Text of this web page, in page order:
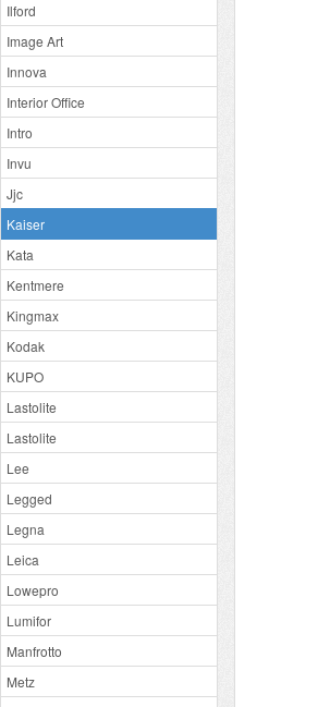
Ilford
Image Art
Innova
Interior Office
Intro
Invu
Jjc
Kaiser
Kata
Kentmere
Kingmax
Kodak
KUPO
Lastolite
Lastolite
Lee
Legged
Legna
Leica
Lowepro
Lumifor
Manfrotto
Metz